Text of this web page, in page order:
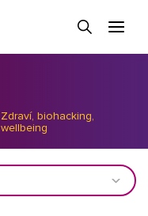
Zdraví, biohacking,
wellbeing